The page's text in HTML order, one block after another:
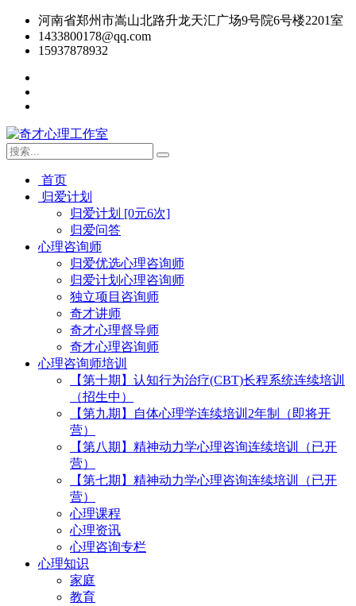
河南省郑州市嵩山北路升龙天汇广场9号院6号楼2201室
1433800178@qq.com
15937878932
首页
归爱计划
归爱计划 [0元6次]
归爱问答
心理咨询师
归爱优选心理咨询师
归爱计划心理咨询师
独立项目咨询师
奇才讲师
奇才心理督导师
奇才心理咨询师
心理咨询师培训
【第十期】认知行为治疗(CBT)长程系统连续培训
（招生中）
【第九期】自体心理学连续培训2年制（即将开
营）
【第八期】精神动力学心理咨询连续培训（已开
营）
【第七期】精神动力学心理咨询连续培训（已开
营）
心理课程
心理资讯
心理咨询专栏
心理知识
家庭
教育